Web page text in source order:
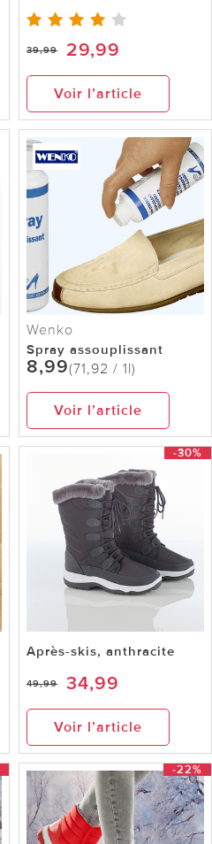
39,99 29,99
Voir l’article
Wenko
Spray assouplissant
8,99(71,92 / 1l)
Voir l’article
-30%
Après-skis, anthracite
49,99 34,99
Voir l’article
-22%